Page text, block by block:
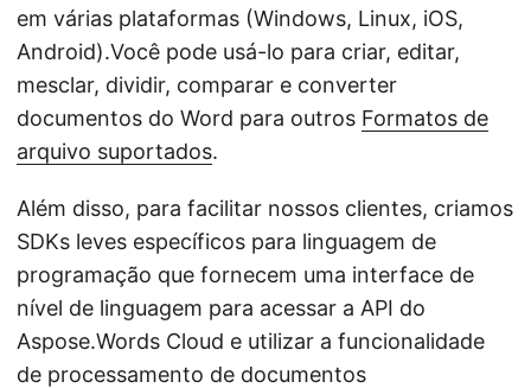
em várias plataformas (Windows, Linux, iOS,
Android).Você pode usá-lo para criar, editar,
mesclar, dividir, comparar e converter
documentos do Word para outros Formatos de
arquivo suportados.
Além disso, para facilitar nossos clientes, criamos
SDKs leves específicos para linguagem de
programação que fornecem uma interface de
nível de linguagem para acessar a API do
Aspose.Words Cloud e utilizar a funcionalidade
de processamento de documentos